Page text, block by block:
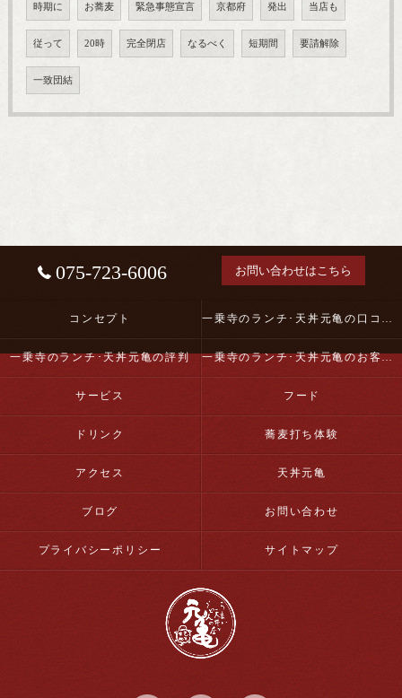
時期に お蕎麦 緊急事態宣言 京都府 発出 当店も
従って 20時 完全閉店 なるべく 短期間 要請解除
一致団結
075-723-6006 お問い合わせはこちら
コンセプト 一乗寺のランチ･天丼元亀の口コミ情報
一乗寺のランチ･天丼元亀の評判 一乗寺のランチ･天丼元亀のお客様の声
サービス フード
ドリンク 蕎麦打ち体験
アクセス 天丼元亀
ブログ お問い合わせ
プライバシーポリシー サイトマップ